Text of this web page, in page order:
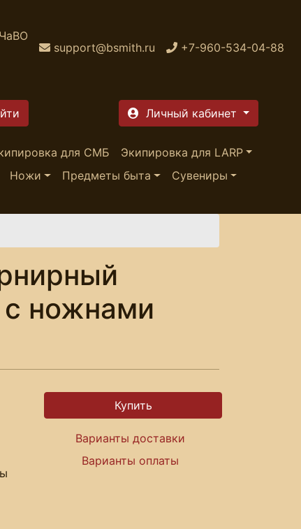
ЧаВО
support@bsmith.ru +7-960-534-04-88
Личный кабинет
для СМБ
Экипировка для LARP
Ножи Предметы быта
Сувениры
с ножнами
Варианты доставки
Варианты оплаты